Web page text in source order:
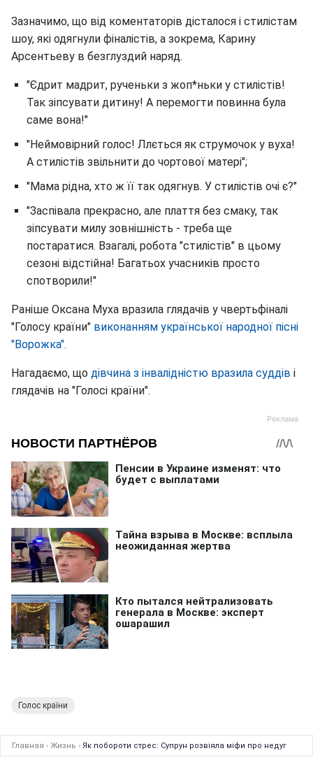
Зазначимо, що від коментаторів дісталося і стилістам
шоу, які одягнули фіналістів, а зокрема, Карину
Арсентьеву в безглуздий наряд.
"Єдрит мадрит, рученьки з жоп*ньки у стилістів!
Так зіпсувати дитину! А перемогти повинна була
саме вона!"
"Неймовірний голос! Ллється як струмочок у вуха!
А стилістів звільнити до чортової матері";
"Мама рідна, хто ж її так одягнув. У стилістів очі є?"
"Заспівала прекрасно, але плаття без смаку, так
зіпсувати милу зовнішність - треба ще
постаратися. Взагалі, робота "стилістів" в цьому
сезоні відстійна! Багатьох учасників просто
спотворили!"
Раніше Оксана Муха вразила глядачів у чвертьфіналі
"Голосу країни" виконанням української народної пісні
"Ворожка".
Нагадаємо, що дівчина з інвалідністю вразила суддів і
глядачів на "Голосі країни".
Голос країни
Главная › Жизнь › Як побороти стрес: Супрун розвіяла міфи про недуг